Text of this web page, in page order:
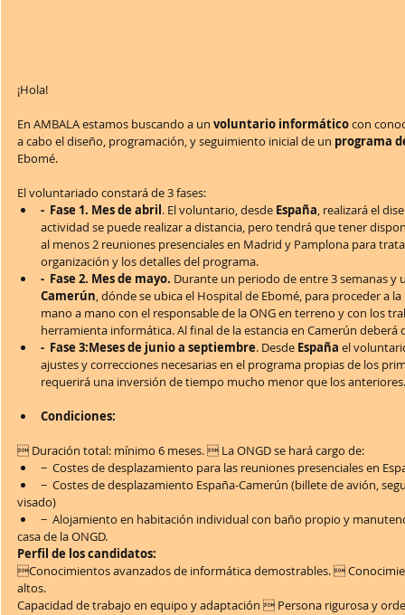
¡Hola!
En AMBALA estamos buscando a un voluntario informático con
a cabo el diseño, programación, y seguimiento inicial de un programa
Ebomé.
El voluntariado constará de 3 fases:
-  Fase 1. Mes de abril . El voluntario, desde España, realizará el
actividad se puede realizar a distancia, pero tendrá que tener
al menos 2 reuniones presenciales en Madrid y Pamplona para
organización y los detalles del programa.
-  Fase 2. Mes de mayo. Durante un periodo de entre 3 semanas y
Camerún, dónde se ubica el Hospital de Ebomé, para proceder a
mano a mano con el responsable de la ONG en terreno y con los
herramienta informática. Al final de la estancia en Camerún
-  Fase 3:Meses de junio a septiembre. Desde España el
ajustes y correcciones necesarias en el programa propias de los
requerirá una inversión de tiempo mucho menor que los
Condiciones:
 Duración total: mínimo 6 meses.  La ONGD se hará cargo de:
−  Costes de desplazamiento para las reuniones presenciales en
−  Costes de desplazamiento España-Camerún (billete de avión,
visado)
−  Alojamiento en habitación individual con baño propio y
casa de la ONGD.
Perfil de los candidatos:
Conocimientos avanzados de informática demostrables. 
altos.
Capacidad de trabajo en equipo y adaptación  Persona rigurosa y